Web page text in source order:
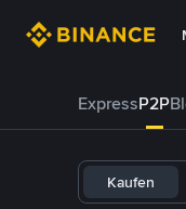
ExpressP2P
Kaufen